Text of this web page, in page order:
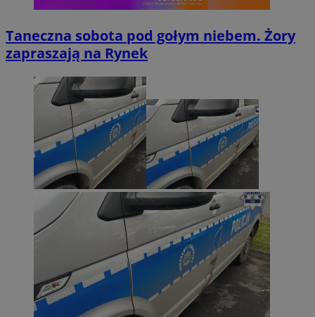
Taneczna sobota pod gołym niebem. Żory
zapraszają na Rynek